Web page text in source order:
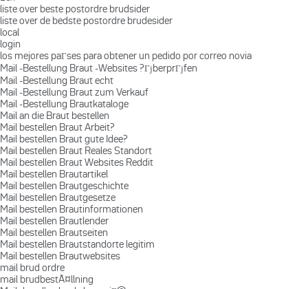
liste over beste postordre brudsider
liste over de bedste postordre brudesider
local
login
los mejores paГ­ses para obtener un pedido por correo novia
Mail -Bestellung Braut -Websites ?ГјberprГјfen
Mail -Bestellung Braut echt
Mail -Bestellung Braut zum Verkauf
Mail -Bestellung Brautkataloge
Mail an die Braut bestellen
Mail bestellen Braut Arbeit?
Mail bestellen Braut gute Idee?
Mail bestellen Braut Reales Standort
Mail bestellen Braut Websites Reddit
Mail bestellen Brautartikel
Mail bestellen Brautgeschichte
Mail bestellen Brautgesetze
Mail bestellen Brautinformationen
Mail bestellen Brautlender
Mail bestellen Brautseiten
Mail bestellen Brautstandorte legitim
Mail bestellen Brautwebsites
mail brud ordre
mail brudbestÃ¤llning